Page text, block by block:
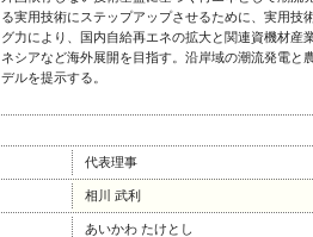
る実用技術にステップアップさせるために、実用技
グ力により、国内自給再エネの拡大と関連資機材産
ネシアなど海外展開を目指す。沿岸域の潮流発電
デルを提示する。
代表理事
相川 武利
あいかわ たけとし